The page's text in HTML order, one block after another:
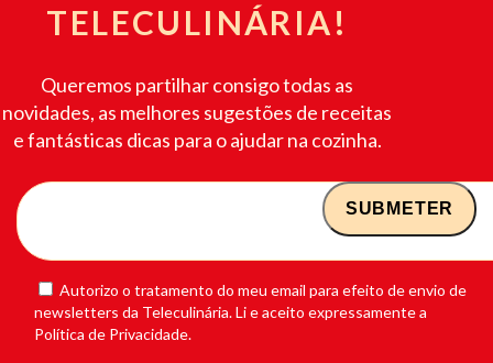
TELECULINÁRIA!
Queremos partilhar consigo todas as
novidades, as melhores sugestões de receitas
e fantásticas dicas para o ajudar na cozinha.
Autorizo o tratamento do meu email para efeito de envio de
newsletters da Teleculinária. Li e aceito expressamente a
Política de Privacidade.